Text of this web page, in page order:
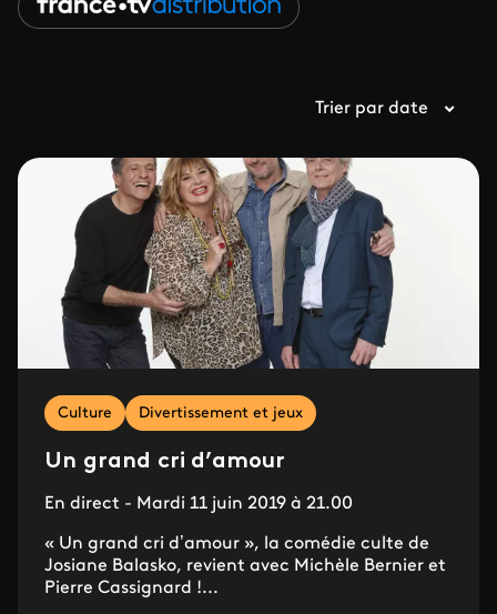
Trier par date
Culture Divertissement et jeux
Un grand cri d’amour
En direct - Mardi 11 juin 2019 à 21.00
« Un grand cri d’amour », la comédie culte de
Josiane Balasko, revient avec Michèle Bernier et
Pierre Cassignard !...